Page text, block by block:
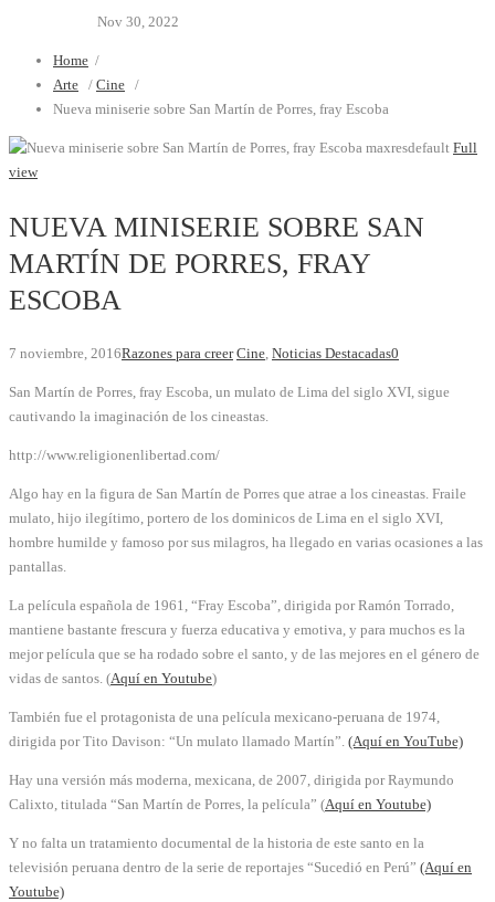
Nov 30, 2022
Home /
Arte / Cine /
Nueva miniserie sobre San Martín de Porres, fray Escoba
maxresdefault Full
view
NUEVA MINISERIE SOBRE SAN
MARTÍN DE PORRES, FRAY
ESCOBA
7 noviembre, 2016Razones para creer Cine, Noticias Destacadas0
San Martín de Porres, fray Escoba, un mulato de Lima del siglo XVI, sigue
cautivando la imaginación de los cineastas.
http://www.religionenlibertad.com/
Algo hay en la figura de San Martín de Porres que atrae a los cineastas. Fraile
mulato, hijo ilegítimo, portero de los dominicos de Lima en el siglo XVI,
hombre humilde y famoso por sus milagros, ha llegado en varias ocasiones a las
pantallas.
La película española de 1961, “Fray Escoba”, dirigida por Ramón Torrado,
mantiene bastante frescura y fuerza educativa y emotiva, y para muchos es la
mejor película que se ha rodado sobre el santo, y de las mejores en el género de
vidas de santos. (Aquí en Youtube)
También fue el protagonista de una película mexicano-peruana de 1974,
dirigida por Tito Davison: “Un mulato llamado Martín”. (Aquí en YouTube)
Hay una versión más moderna, mexicana, de 2007, dirigida por Raymundo
Calixto, titulada “San Martín de Porres, la película” (Aquí en Youtube)
Y no falta un tratamiento documental de la historia de este santo en la
televisión peruana dentro de la serie de reportajes “Sucedió en Perú” (Aquí en
Youtube)